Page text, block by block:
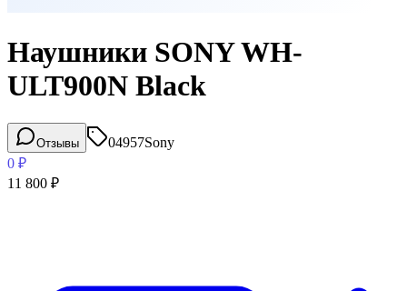
Наушники SONY WH-
ULT900N Black
Отзывы 04957Sony
0 ₽
11 800 ₽